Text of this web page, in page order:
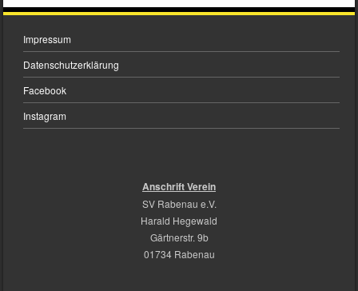
Impressum
Datenschutzerklärung
Facebook
Instagram
Anschrift Verein
SV Rabenau e.V.
Harald Hegewald
Gärtnerstr. 9b
01734 Rabenau